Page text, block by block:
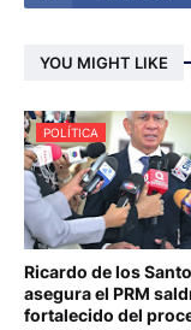
YOU MIGHT LIKE
POLÍTICA
Ricardo de los
asegura el PRM
fortalecido del